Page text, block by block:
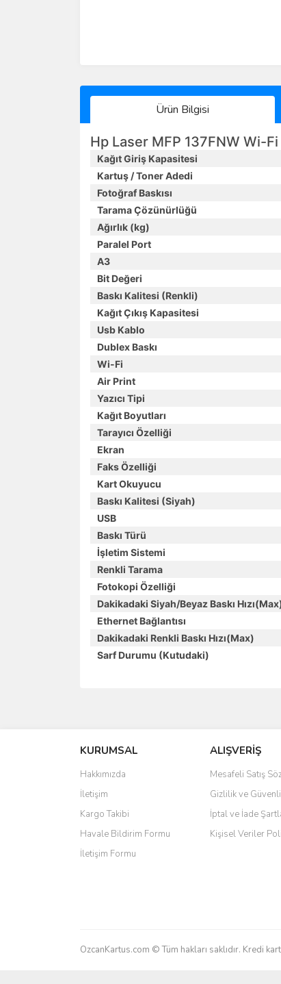
Ürün Bilgisi
Hp Laser MFP 137FNW Wi-
Kağıt Giriş Kapasitesi
Kartuş / Toner Adedi
Fotoğraf Baskısı
Tarama Çözünürlüğü
Ağırlık (kg)
Paralel Port
A3
Bit Değeri
Baskı Kalitesi (Renkli)
Kağıt Çıkış Kapasitesi
Usb Kablo
Dublex Baskı
Wi-Fi
Air Print
Yazıcı Tipi
Kağıt Boyutları
Tarayıcı Özelliği
Ekran
Faks Özelliği
Kart Okuyucu
Baskı Kalitesi (Siyah)
USB
Baskı Türü
İşletim Sistemi
Renkli Tarama
Fotokopi Özelliği
Dakikadaki Siyah/Beyaz Baskı
Ethernet Bağlantısı
Dakikadaki Renkli Baskı Hızı(Max)
Sarf Durumu (Kutudaki)
Ürün resmi kalitesiz, bozuk veya
Ürün açıklamasında eksik bilgiler
Ürün bilgilerinde hatalar bulunuyor.
Ürün fiyatı diğer sitelerden daha pahalı.
Bu ürüne benzer farklı alternatifler olmalı.
KURUMSAL
Hakkımızda
İletişim
Kargo Takibi
Havale Bildirim Formu
İletişim Formu
ALIŞVERİŞ
Mesafeli Satış
Gizlilik ve
İptal ve İade
Kişisel Veriler
OzcanKartus.com © Tüm hakları saklıdır. Kredi